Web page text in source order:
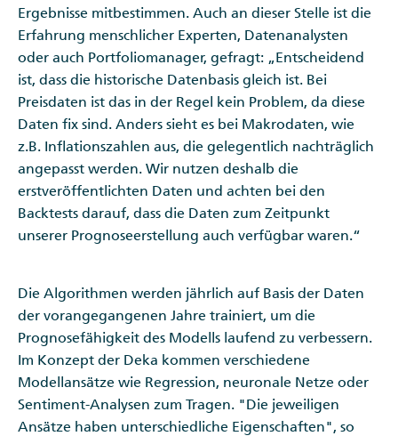
Ergebnisse mitbestimmen. Auch an dieser Stelle ist die
Erfahrung menschlicher Experten, Datenanalysten
oder auch Portfoliomanager, gefragt: „Entscheidend
ist, dass die historische Datenbasis gleich ist. Bei
Preisdaten ist das in der Regel kein Problem, da diese
Daten fix sind. Anders sieht es bei Makrodaten, wie
z.B. Inflationszahlen aus, die gelegentlich nachträglich
angepasst werden. Wir nutzen deshalb die
erstveröffentlichten Daten und achten bei den
Backtests darauf, dass die Daten zum Zeitpunkt
unserer Prognoseerstellung auch verfügbar waren.“
Die Algorithmen werden jährlich auf Basis der Daten
der vorangegangenen Jahre trainiert, um die
Prognosefähigkeit des Modells laufend zu verbessern.
Im Konzept der Deka kommen verschiedene
Modellansätze wie Regression, neuronale Netze oder
Sentiment-Analysen zum Tragen. "Die jeweiligen
Ansätze haben unterschiedliche Eigenschaften", so